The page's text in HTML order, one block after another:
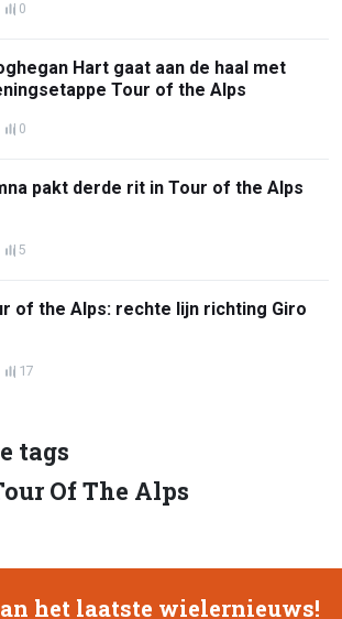
0
Hart gaat aan de haal met
Tour of the Alps
0
pakt derde rit in Tour of the Alps
5
of the Alps: rechte lijn richting Giro
17
tags
Of The Alps
het laatste wielernieuws!